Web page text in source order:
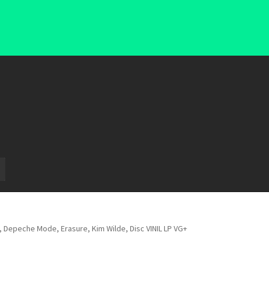
Mode, Erasure, Kim Wilde, Disc VINIL LP VG+